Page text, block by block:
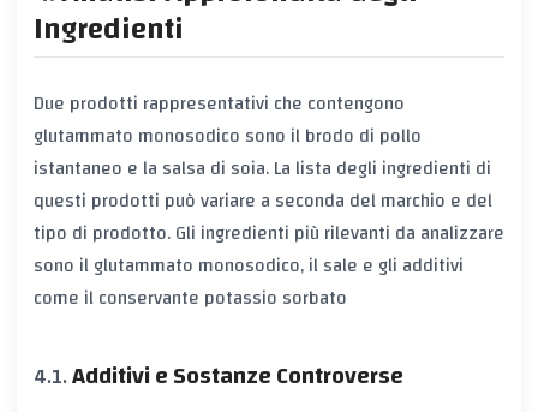
Ingredienti
Due prodotti rappresentativi che contengono
glutammato monosodico sono il brodo di pollo
istantaneo e la salsa di soia. La lista degli ingredienti di
questi prodotti può variare a seconda del marchio e del
tipo di prodotto. Gli ingredienti più rilevanti da analizzare
sono il glutammato monosodico, il sale e gli additivi
come il conservante potassio sorbato
Additivi e Sostanze Controverse